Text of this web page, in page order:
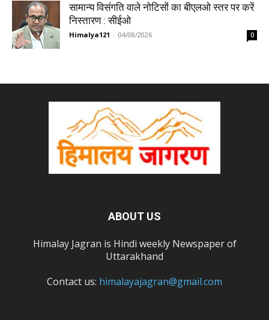
सामान्य विसंगति वाले नोटिसों का बीएलओ स्तर पर करें
निस्तारण : सीईओ
Himalya121 - 04/08/2026 0
ABOUT US
Himalay Jagran is Hindi weekly Newspaper of
Uttarakhand
Contact us: himalayajagran@gmail.com